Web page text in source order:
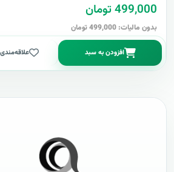
499,000 تومان
بدون مالیات: 499,000 تومان
افزودن به سبد علاقه‌مندی